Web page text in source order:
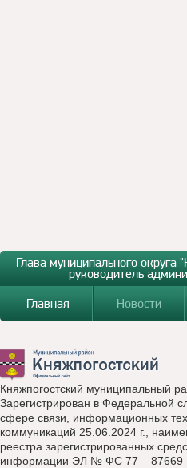
Глава муниципального округа
руководитель
Главная
Новости
Княжпогостский муниципальный
Зарегистрирован в Федеральной
сфере связи, информационных
коммуникаций 25.06.2024 г.,
реестра зарегистрированных
информации ЭЛ № ФС 77 – 87669